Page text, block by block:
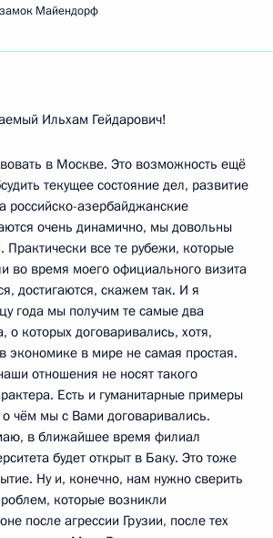
Майендорф
Ильхам Гейдарович!
в Москве. Это возможность ещё
текущее состояние дел, развитие
российско-азербайджанские
очень динамично, мы довольны
Практически все те рубежи, которые
во время моего официального визита
достигаются, скажем так. И я
года мы получим те самые два
о которых договаривались, хотя,
экономике в мире не самая простая.
отношения не носят такого
Есть и гуманитарные примеры
чём мы с Вами договаривались.
в ближайшее время филиал
будет открыт в Баку. Это тоже
Ну и, конечно, нам нужно сверить
которые возникли
после агрессии Грузии, после тех